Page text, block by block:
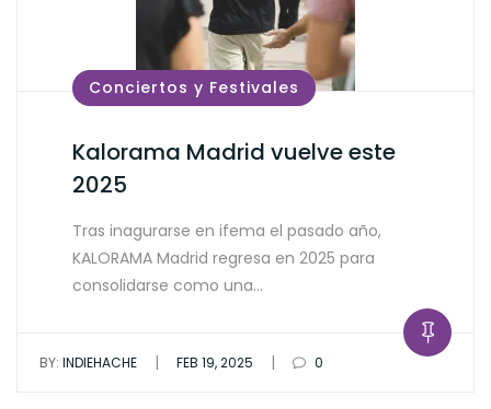
Conciertos y Festivales
Kalorama Madrid vuelve este
2025
Tras inagurarse en ifema el pasado año,
KALORAMA Madrid regresa en 2025 para
consolidarse como una…
BY: INDIEHACHE | FEB 19, 2025 | 0